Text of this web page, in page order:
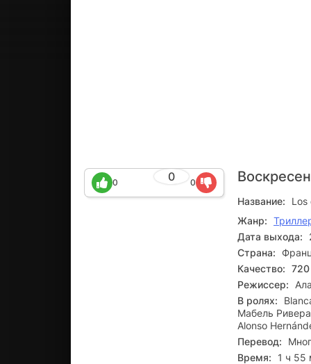
0
0 0
Название: Los
Жанр:
Дата выхода:
Страна:
Качество:
Режиссер:
В ролях:
Мабель
Alonso
Перевод:
Время:
1 ч 55